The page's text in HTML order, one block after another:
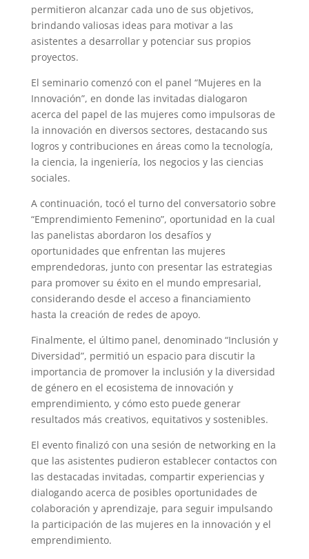
permitieron alcanzar cada uno de sus objetivos,
brindando valiosas ideas para motivar a las
asistentes a desarrollar y potenciar sus propios
proyectos.
El seminario comenzó con el panel “Mujeres en la
Innovación”, en donde las invitadas dialogaron
acerca del papel de las mujeres como impulsoras de
la innovación en diversos sectores, destacando sus
logros y contribuciones en áreas como la tecnología,
la ciencia, la ingeniería, los negocios y las ciencias
sociales.
A continuación, tocó el turno del conversatorio sobre
“Emprendimiento Femenino”, oportunidad en la cual
las panelistas abordaron los desafíos y
oportunidades que enfrentan las mujeres
emprendedoras, junto con presentar las estrategias
para promover su éxito en el mundo empresarial,
considerando desde el acceso a financiamiento
hasta la creación de redes de apoyo.
Finalmente, el último panel, denominado “Inclusión y
Diversidad”, permitió un espacio para discutir la
importancia de promover la inclusión y la diversidad
de género en el ecosistema de innovación y
emprendimiento, y cómo esto puede generar
resultados más creativos, equitativos y sostenibles.
El evento finalizó con una sesión de networking en la
que las asistentes pudieron establecer contactos con
las destacadas invitadas, compartir experiencias y
dialogando acerca de posibles oportunidades de
colaboración y aprendizaje, para seguir impulsando
la participación de las mujeres en la innovación y el
emprendimiento.